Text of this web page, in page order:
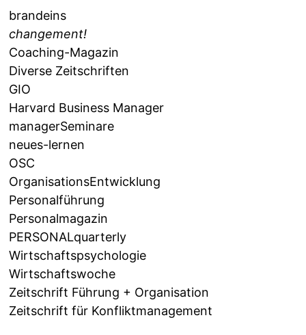
brandeins
changement!
Coaching-Magazin
Diverse Zeitschriften
GIO
Harvard Business Manager
managerSeminare
neues-lernen
OSC
OrganisationsEntwicklung
Personalführung
Personalmagazin
PERSONALquarterly
Wirtschaftspsychologie
Wirtschaftswoche
Zeitschrift Führung + Organisation
Zeitschrift für Konfliktmanagement